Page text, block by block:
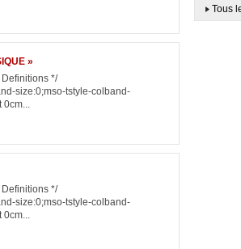
»
*/
size:0;mso-tstyle-colband-
0cm...
*/
size:0;mso-tstyle-colband-
0cm...
Tous